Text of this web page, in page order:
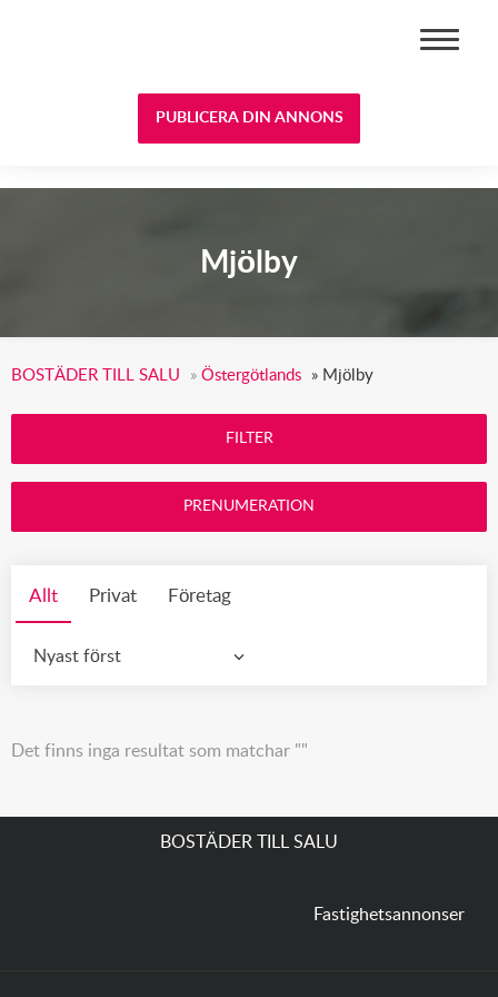
PUBLICERA DIN ANNONS
Mjölby
BOSTÄDER TILL SALU » Östergötlands » Mjölby
FILTER
PRENUMERATION
Allt Privat Företag
Nyast först
Det finns inga resultat som matchar ""
BOSTÄDER TILL SALU
Fastighetsannonser